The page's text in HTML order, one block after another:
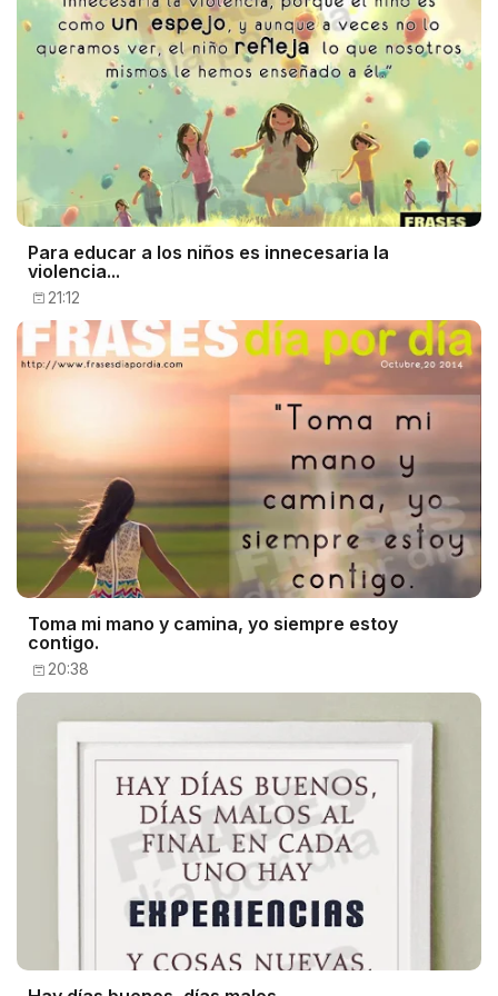
Para educar a los niños es innecesaria la
violencia...
21:12
Toma mi mano y camina, yo siempre estoy
contigo.
20:38